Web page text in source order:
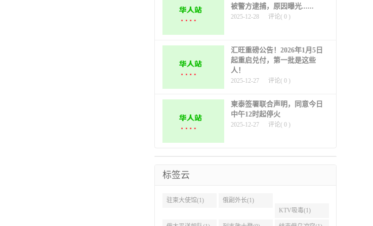
被警方逮捕，原因曝光......
2025-12-28 评论( 0 )
汇旺重磅公告！2026年1月5日
起重启兑付，第一批是这些
人！
2025-12-27 评论( 0 )
柬泰签署联合声明，同意今日
中午12时起停火
2025-12-27 评论( 0 )
标签云
驻柬大使馆(1)
俄副外长(1)
KTV吸毒(1)